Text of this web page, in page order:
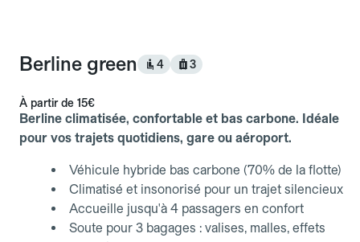
Berline green 4 3
À partir de 15€
Berline climatisée, confortable et bas carbone. Idéale
pour vos trajets quotidiens, gare ou aéroport.
Véhicule hybride bas carbone (70% de la flotte)
Climatisé et insonorisé pour un trajet silencieux
Accueille jusqu'à 4 passagers en confort
Soute pour 3 bagages : valises, malles, effets